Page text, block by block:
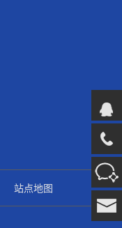
站点地图